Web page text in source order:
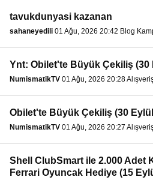
tavukdunyasi kazanan
sahaneyedili 01 Ağu, 2026 20:42 Blog
Ynt: Obilet'te Büyük Çekiliş (30
NumismatikTV 01 Ağu, 2026 20:28
Obilet'te Büyük Çekiliş (30
NumismatikTV 01 Ağu, 2026 20:27
Shell ClubSmart ile 2.000 Adet
Ferrari Oyuncak Hediye (15